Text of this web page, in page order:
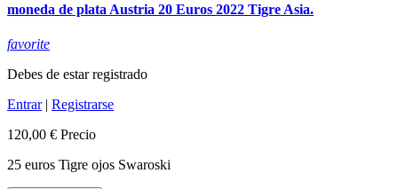
moneda de plata Austria 20 Euros 2022 Tigre Asia.
favorite
Debes de estar registrado
Entrar| Registrarse
120,00 € Precio
25 euros Tigre ojos Swaroski